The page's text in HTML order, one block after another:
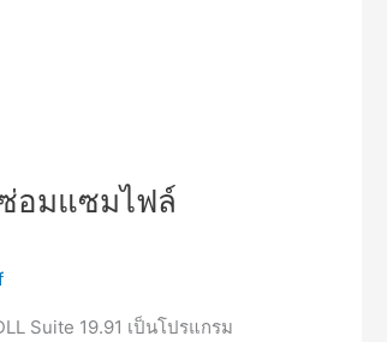
อมแซมไฟล์
Suite 19.91 เป็นโปรแกรม